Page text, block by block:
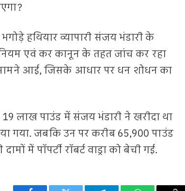
हथियार व्यापारी संजय भंडारी के
एवं कर कानून के तहत जांच कर रहा
सामने आई, जिसके आधार पर धन शोधन का
लाख पाउंड में संजय भंडारी ने खरीदा था
गया. जबकि उन पर करीब 65,900 पाउंड
में पॉपर्टी रॉबर्ट वाड्रा को बेची गई.